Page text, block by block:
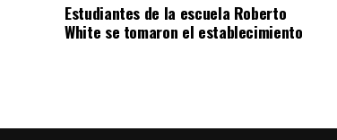
Estudiantes de la escuela Roberto
White se tomaron el establecimiento